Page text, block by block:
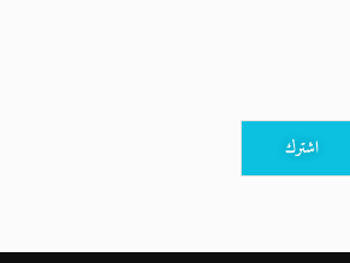
اشترك